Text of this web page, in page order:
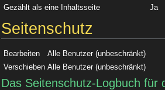
Gezählt als eine Inhaltsseite
Ja
Seitenschutz
Bearbeiten
Alle Benutzer (unbeschränkt)
Verschieben Alle Benutzer (unbeschränkt)
Das Seitenschutz-Logbuch für